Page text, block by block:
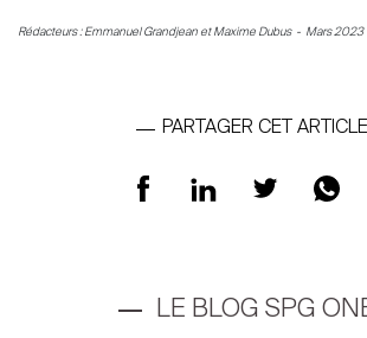
Rédacteurs : Emmanuel Grandjean et Maxime Dubus - Mars 2023
PARTAGER CET ARTICLE
LE BLOG SPG